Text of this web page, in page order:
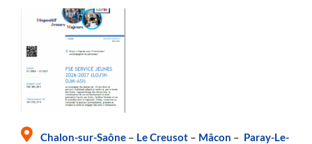
Chalon-sur-Saône – Le Creusot – Mâcon – Paray-Le-